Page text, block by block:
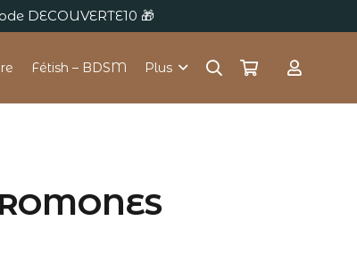
DECOUVERTE10 🎁
Fétish – BDSM Plus